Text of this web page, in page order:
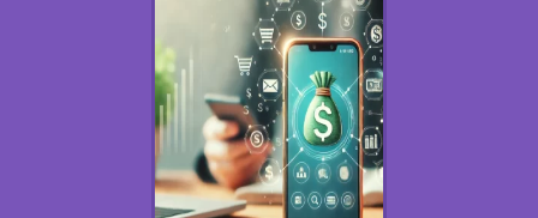
اصغر زاده
اکرم محمدی
الف صاد
الکساندر دوما